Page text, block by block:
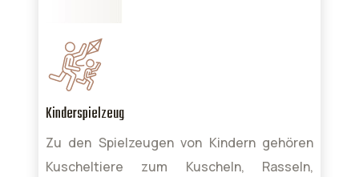
Kinderspielzeug
Zu den Spielzeugen von Kindern gehören
Kuscheltiere zum Kuscheln, Rasseln,